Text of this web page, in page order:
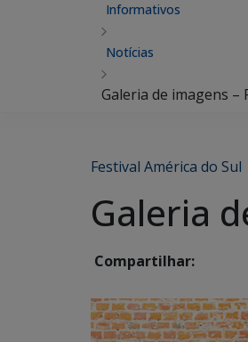
Informativos
Notícias
Galeria de imagens
Festival América do Sul
Galeria
Compartilhar: